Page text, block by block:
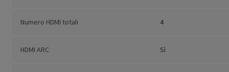
Numero HDMI totali 4
HDMI ARC Sì